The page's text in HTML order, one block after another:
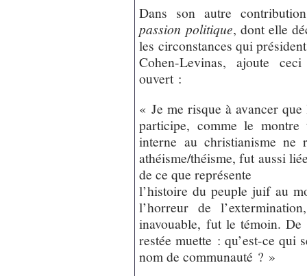
Dans son autre
passion politique, dont elle
les circonstances qui
Cohen-Levinas, ajoute
ouvert :
« Je me risque à avancer
participe, comme le montre
interne au christianisme
athéisme/théisme, fut aussi
de ce que représente
l’histoire du peuple juif au
l’horreur de
inavouable, fut le témoin.
restée muette : qu’est-ce qui
nom de communauté ? »